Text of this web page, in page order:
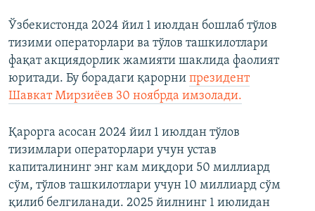
Ўзбекистонда 2024 йил 1 июлдан бошлаб тўлов
тизими операторлари ва тўлов ташкилотлари
фақат акциядорлик жамияти шаклида фаолият
юритади. Бу борадаги қарорни президент
Шавкат Мирзиёев 30 ноябрда имзолади.
Қарорга асосан 2024 йил 1 июлдан тўлов
тизимлари операторлари учун устав
капиталининг энг кам миқдори 50 миллиард
сўм, тўлов ташкилотлари учун 10 миллиард сўм
қилиб белгиланади. 2025 йилнинг 1 июлидан